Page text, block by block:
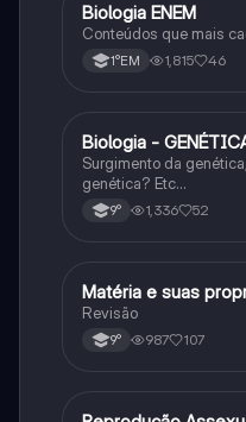
Ciência
Biologia ENEM
Conteúdos que mais
1°EM 1,815 46
Ciência
Biologia -
Surgimento da
genética? Etc…
9° 1,336 52
Ciência
Matéria e suas
Revisão
9° 987 107